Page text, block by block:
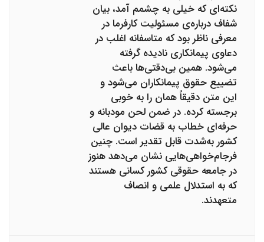
نکته‌ای که خیلی به چشمم آمد، بیان
شفاف درباره‌ی مسئولیت کارفرما در
معرفی ناظر بود که متاسفانه اغلب در
دعاوی پیمانکاری نادیده گرفته
می‌شود. همین بی‌دقتی‌ها باعث
تضییع حقوق پیمانکاران می‌شود و
این متن دقیقاً همان را به خوبی
برجسته کرده. در ضمن لحن مودبانه و
حرفه‌ای خطاب به قضات دیوان عالی
کشور به‌شدت قابل تقدیر است. چنین
فرجام‌خواهی‌هایی نشان می‌دهد هنوز
در جامعه حقوقی کشور کسانی هستند
که به استدلال علمی و انصاف
متعهدند.